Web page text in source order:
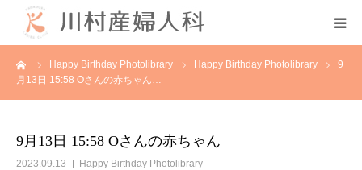
Happy Birthday Photolibrary Happy Birthday Photolibrary
9
月13日 15:58 Oさんの赤ちゃん…
9月13日 15:58 Oさんの赤ちゃん
2023.09.13 Happy Birthday Photolibrary
初めての方へ
診療案内